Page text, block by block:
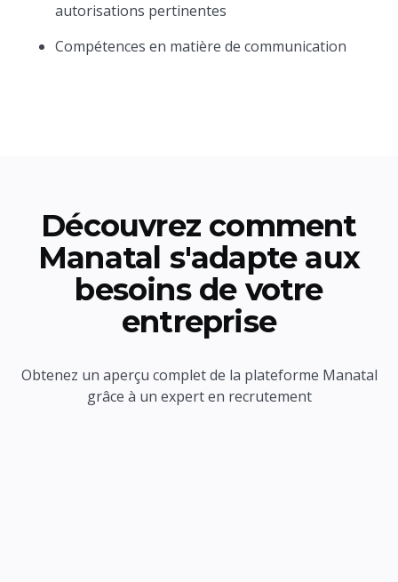
autorisations pertinentes
Compétences en matière de communication
Découvrez comment
Manatal s'adapte aux
besoins de votre
entreprise
Obtenez un aperçu complet de la plateforme Manatal
grâce à un expert en recrutement